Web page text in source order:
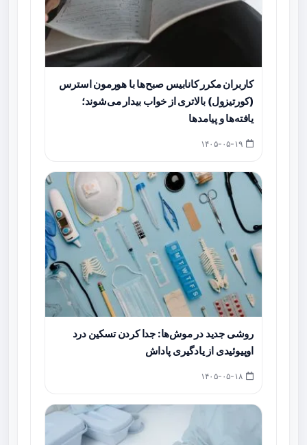
کاربران مکرر کانابیس صبح‌ها با هورمون استرس
(کورتیزول) بالاتری از خواب بیدار می‌شوند؛
یافته‌ها و پیامدها
روشی جدید در موش‌ها: جدا کردن تسکین درد
اوپیوئیدی از یادگیری پاداش